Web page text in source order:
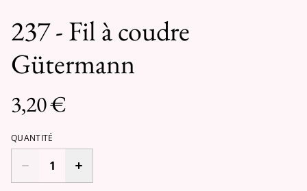
237 - Fil à coudre
Gütermann
3,20 €
QUANTITÉ